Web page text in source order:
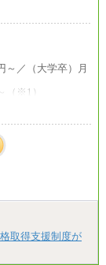
／（大学卒）月
（※1）
円～12,500円
も給与に変更
～／（大学卒）
（※1）
円～12,500円
も給与に変更
取得支援制度が